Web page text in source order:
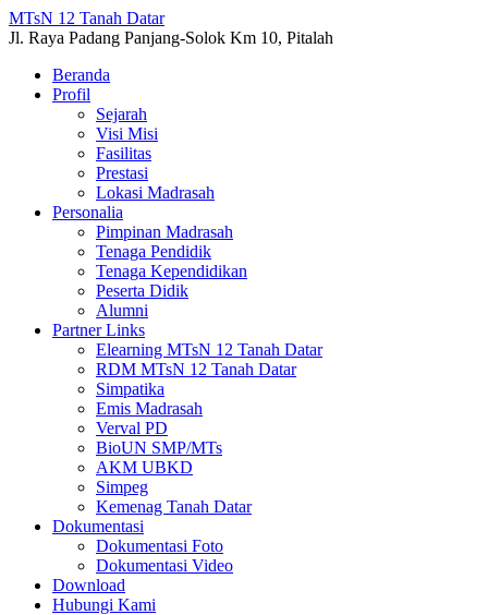
MTsN 12 Tanah Datar
Jl. Raya Padang Panjang-Solok Km 10, Pitalah
Beranda
Profil
Sejarah
Visi Misi
Fasilitas
Prestasi
Lokasi Madrasah
Personalia
Pimpinan Madrasah
Tenaga Pendidik
Tenaga Kependidikan
Peserta Didik
Alumni
Partner Links
Elearning MTsN 12 Tanah Datar
RDM MTsN 12 Tanah Datar
Simpatika
Emis Madrasah
Verval PD
BioUN SMP/MTs
AKM UBKD
Simpeg
Kemenag Tanah Datar
Dokumentasi
Dokumentasi Foto
Dokumentasi Video
Download
Hubungi Kami